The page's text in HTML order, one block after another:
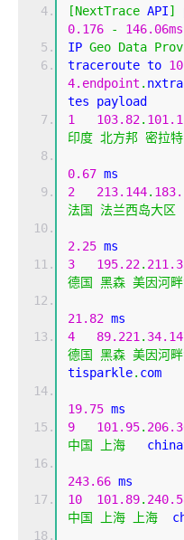
[NextTrace API]
0.176
- 146.06ms
IP Geo Data
traceroute to
4.endpoint .
tes payload
1
103.82. 101.1
印度 北方邦 密拉特
0.67 ms
2
213.144.
法国
法兰西岛大区
2.25 ms
3
195.22.
德国
黑森 美因河
21.82 ms
4
89.221.
德国
黑森 美因河
tisparkle. com
19.75 ms
9
101.95.
中国
上海
243.66 ms
10
101.89.
中国
上海 上海